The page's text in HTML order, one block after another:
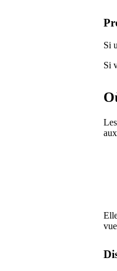
Si
Si